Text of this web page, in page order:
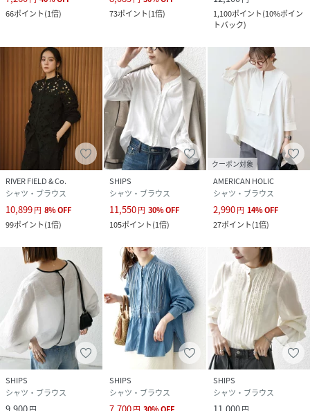
66ポイント(1倍)
73ポイント(1倍)
1,100ポイント(10%ポイン
トバック)
RIVER FIELD & Co.
シャツ・ブラウス
10,899円 8%OFF
99ポイント(1倍)
SHIPS
シャツ・ブラウス
11,550円 30%OFF
105ポイント(1倍)
クーポン対象
AMERICAN HOLIC
シャツ・ブラウス
2,990円 14%OFF
27ポイント(1倍)
SHIPS
シャツ・ブラウス
SHIPS
シャツ・ブラウス
SHIPS
シャツ・ブラウス